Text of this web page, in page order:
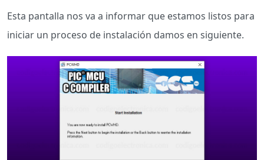
Esta pantalla nos va a informar que estamos listos para
iniciar un proceso de instalación damos en siguiente.